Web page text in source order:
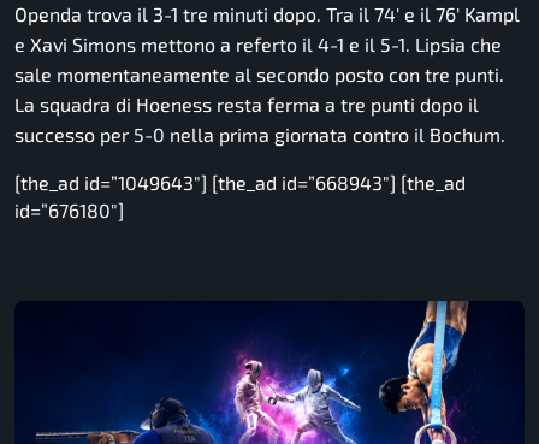
Openda trova il 3-1 tre minuti dopo. Tra il 74′ e il 76′ Kampl
e Xavi Simons mettono a referto il 4-1 e il 5-1. Lipsia che
sale momentaneamente al secondo posto con tre punti.
La squadra di Hoeness resta ferma a tre punti dopo il
successo per 5-0 nella prima giornata contro il Bochum.
[the_ad id=”1049643″] [the_ad id=”668943″] [the_ad
id=”676180″]